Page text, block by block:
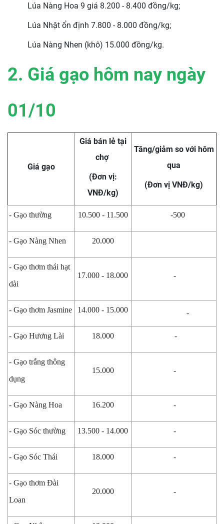
Lúa Nàng Hoa 9 giá 8.200 - 8.400 đồng/kg;
Lúa Nhật ổn định 7.800 - 8.000 đồng/kg;
Lúa Nàng Nhen (khô) 15.000 đồng/kg.
2. Giá gạo hôm nay ngày
01/10
Giá gạo
Giá bán lẻ tại
chợ
(Đơn vị:
VNĐ/kg)
Tăng/giảm so với hôm
qua
(Đơn vị VNĐ/kg)
- Gạo thường 10.500 - 11.500 -500
- Gạo Nàng Nhen 20.000
- Gạo thơm thái hạt
dài
17.000 - 18.000 -
- Gạo thơm Jasmine 14.000 - 15.000 -
- Gạo Hương Lài 18.000 -
- Gạo trắng thông
dụng
15.000 -
- Gạo Nàng Hoa 16.200 -
- Gạo Sóc thường 13.500 - 14.000 -
- Gạo Sóc Thái 18.000 -
- Gạo thơm Đài
Loan
20.000 -